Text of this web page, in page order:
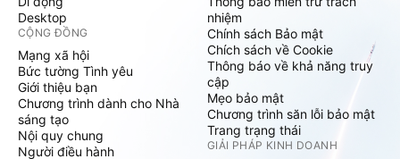
Desktop
CỘNG ĐỒNG
Mạng xã hội
Bức tường Tình yêu
Giới thiệu bạn
Chương trình dành cho Nhà
sáng tạo
Nội quy chung
Người điều hành
nhiệm
Chính sách Bảo mật
Chích sách về Cookie
Thông báo về khả năng truy
cập
Mẹo bảo mật
Chương trình săn lỗi bảo mật
Trang trạng thái
GIẢI PHÁP KINH DOANH